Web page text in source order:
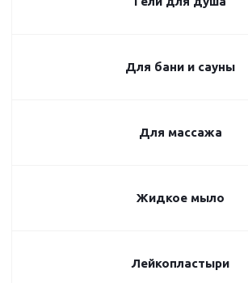
Для бани и сауны
Для массажа
Жидкое мыло
Лейкопластыри